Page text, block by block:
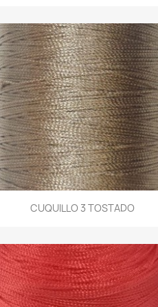
CUQUILLO 3 TOSTADO
Aperçu rapide